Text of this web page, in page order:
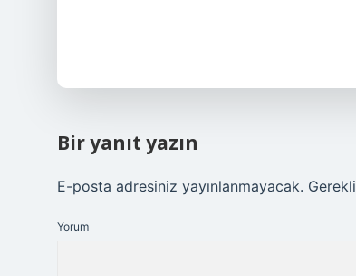
Bir yanıt yazın
E-posta adresiniz yayınlanmayacak.
Yorum